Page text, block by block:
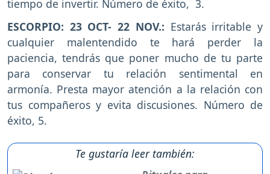
tiempo de invertir. Número de éxito, 3.
ESCORPIO: 23 OCT- 22 NOV.: Estarás irritable y
cualquier malentendido te hará perder la
paciencia, tendrás que poner mucho de tu parte
para conservar tu relación sentimental en
armonía. Presta mayor atención a la relación con
tus compañeros y evita discusiones. Número de
éxito, 5.
Te gustaría leer también: